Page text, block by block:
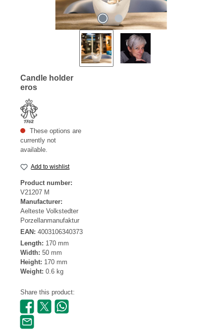
Candle holder
eros
These options are
currently not
available.
Add to wishlist
Product number:
V21207 M
Manufacturer:
Aelteste Volkstedter
Porzellanmanufaktur
EAN: 4003106340373
Length: 170 mm
Width: 50 mm
Height: 170 mm
Weight: 0.6 kg
Share this product: